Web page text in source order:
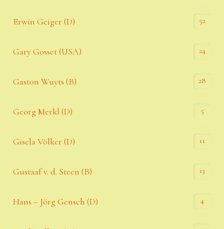
Erwin Geiger (D) 52
Gary Gosset (USA) 24
Gaston Wuyts (B) 28
Georg Merkl (D) 5
Gisela Völker (D) 11
Gustaaf v. d. Steen (B) 13
Hans – Jörg Gensch (D) 4